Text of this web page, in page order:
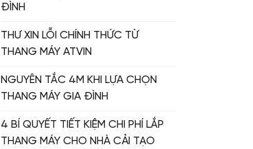
ĐÌNH
THƯ XIN LỖI CHÍNH THỨC TỪ
THANG MÁY ATVIN
NGUYÊN TẮC 4M KHI LỰA CHỌN
THANG MÁY GIA ĐÌNH
4 BÍ QUYẾT TIẾT KIỆM CHI PHÍ LẮP
THANG MÁY CHO NHÀ CẢI TẠO